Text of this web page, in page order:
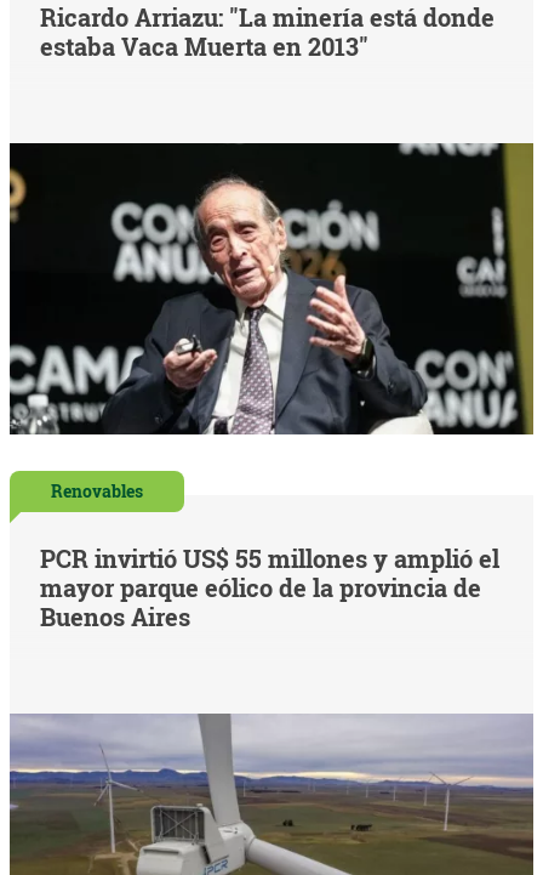
Ricardo Arriazu: "La minería está donde
estaba Vaca Muerta en 2013"
Renovables
PCR invirtió US$ 55 millones y amplió el
mayor parque eólico de la provincia de
Buenos Aires